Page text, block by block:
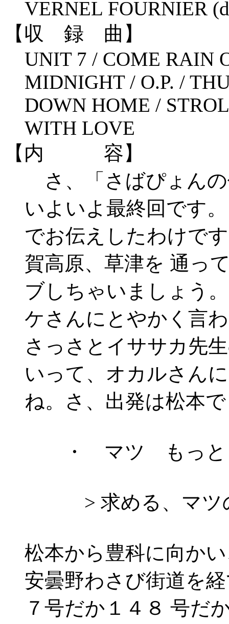
VERNEL FOURNIER
【収 録 曲】
UNIT 7 / COME RAIN
MIDNIGHT / O.P. /
DOWN HOME /
WITH LOVE
【内 容】
さ、「さばぴょん
いよいよ最終回です
でお伝えしたわけで
賀高原、草津を 通っ
ブしちゃいましょう
ケさんにとやかく言
さっさとイササカ先
いって、オカルさん
ね。さ、出発は松本
・ マツ もっと
> 求める、マツ
松本から豊科に向か
安曇野わさび街道を
７号だか１４８ 号だ